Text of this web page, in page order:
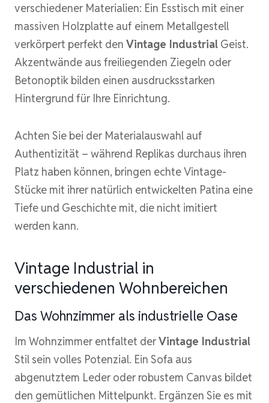
verschiedener Materialien: Ein Esstisch mit einer
massiven Holzplatte auf einem Metallgestell
verkörpert perfekt den Vintage Industrial Geist.
Akzentwände aus freiliegenden Ziegeln oder
Betonoptik bilden einen ausdrucksstarken
Hintergrund für Ihre Einrichtung.
Achten Sie bei der Materialauswahl auf
Authentizität – während Replikas durchaus ihren
Platz haben können, bringen echte Vintage-
Stücke mit ihrer natürlich entwickelten Patina eine
Tiefe und Geschichte mit, die nicht imitiert
werden kann.
Vintage Industrial in
verschiedenen Wohnbereichen
Das Wohnzimmer als industrielle Oase
Im Wohnzimmer entfaltet derVintage Industrial
Stil sein volles Potenzial. Ein Sofa aus
abgenutztem Leder oder robustem Canvas bildet
den gemütlichen Mittelpunkt. Ergänzen Sie es mit